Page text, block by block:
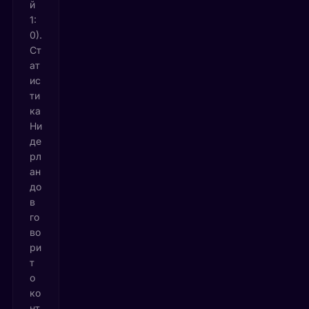
й
1:
0).
Ст
ат
ис
ти
ка
Ни
де
рл
ан
до
в
го
во
ри
т
о
ко